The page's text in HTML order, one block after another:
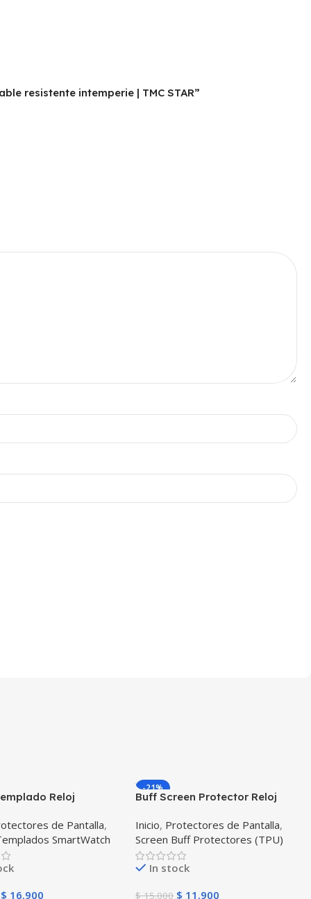
resistente intemperie | TMC STAR”
Reloj
de Pantalla,
SmartWatch
$ 16.900
-21%
Buff Screen Protector Reloj
Inicio, Protectores de Pantalla,
Screen Buff Protectores (TPU)
In stock
$15.000 $ 11.900